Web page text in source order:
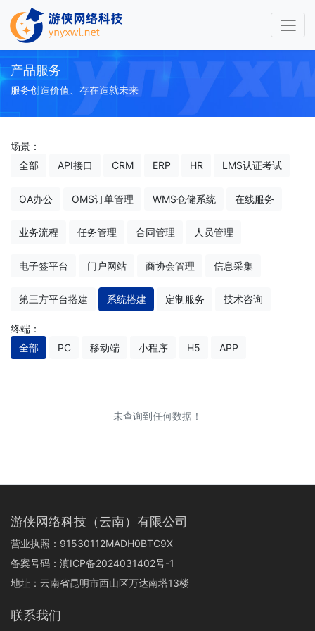
产品服务
服务创造价值、存在造就未来
场景：
全部
API接口 CRM ERP HR LMS认证考试
OA办公 OMS订单管理 WMS仓储系统 在线服务
业务流程 任务管理 合同管理 人员管理
电子签平台 门户网站 商协会管理 信息采集
第三方平台搭建 系统搭建 定制服务 技术咨询
终端：
全部
PC 移动端 小程序 H5 APP
未查询到任何数据！
游侠网络科技（云南）有限公司
营业执照：91530112MADH0BTC9X
备案号码： 滇ICP备2024031402号-1
地址：云南省昆明市西山区万达南塔13楼
联系我们